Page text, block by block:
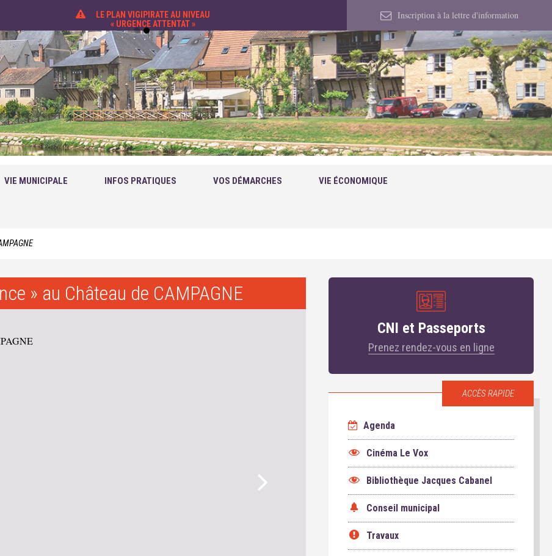
LE PLAN VIGIPIRATE AU NIVEAU
« URGENCE ATTENTAT »
Inscription à la lettre d'information
VIE MUNICIPALE INFOS PRATIQUES VOS DÉMARCHES VIE ÉCONOMIQUE
» au Château de CAMPAGNE
CNI et Passeports
Prenez rendez-vous en ligne
ACCÈS RAPIDE
Agenda
Cinéma Le Vox
Bibliothèque Jacques Cabanel
Conseil municipal
Travaux